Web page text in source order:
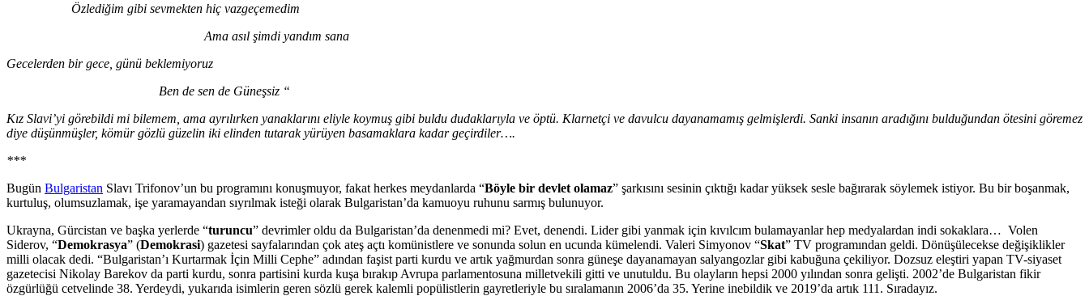
Özlediğim gibi sevmekten hiç vazgeçemedim
Ama asıl şimdi yandım sana
Gecelerden bir gece, günü beklemiyoruz
Ben de sen de Güneşsiz “
Kız Slavi’yi görebildi mi bilemem, ama ayrılırken yanaklarını eliyle koymuş gibi buldu dudaklarıyla ve öptü. Klarnetçi ve davulcu dayanamamış gelmişlerdi. Sanki insanın aradığını bulduğundan ötesini göremez
diye düşünmüşler, kömür gözlü güzelin iki elinden tutarak yürüyen basamaklara kadar geçirdiler….
***
Bugün Bulgaristan Slavı Trifonov’un bu programını konuşmuyor, fakat herkes meydanlarda “Böyle bir devlet olamaz” şarkısını sesinin çıktığı kadar yüksek sesle bağırarak söylemek istiyor. Bu bir boşanmak,
kurtuluş, olumsuzlamak, işe yaramayandan sıyrılmak isteği olarak Bulgaristan’da kamuoyu ruhunu sarmış bulunuyor.
Ukrayna, Gürcistan ve başka yerlerde “turuncu” devrimler oldu da Bulgaristan’da denenmedi mi? Evet, denendi. Lider gibi yanmak için kıvılcım bulamayanlar hep medyalardan indi sokaklara… Volen
Siderov, “Demokrasya” (Demokrasi) gazetesi sayfalarından çok ateş açtı komünistlere ve sonunda solun en ucunda kümelendi. Valeri Simyonov “Skat” TV programından geldi. Dönüşülecekse değişiklikler
milli olacak dedi. “Bulgaristan’ı Kurtarmak İçin Milli Cephe” adından faşist parti kurdu ve artık yağmurdan sonra güneşe dayanamayan salyangozlar gibi kabuğuna çekiliyor. Dozsuz eleştiri yapan TV-siyaset
gazetecisi Nikolay Barekov da parti kurdu, sonra partisini kurda kuşa bırakıp Avrupa parlamentosuna milletvekili gitti ve unutuldu. Bu olayların hepsi 2000 yılından sonra gelişti. 2002’de Bulgaristan fikir
özgürlüğü cetvelinde 38. Yerdeydi, yukarıda isimlerin geren sözlü gerek kalemli popülistlerin gayretleriyle bu sıralamanın 2006’da 35. Yerine inebildik ve 2019’da artık 111. Sıradayız.